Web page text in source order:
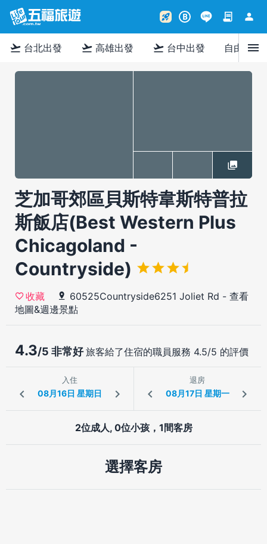
rocket_launch B contract person
flight_takeoff 台北出發 flight_takeoff 高雄出發 flight_takeoff 台中出發 自由行menu
芝加哥郊區貝斯特韋斯特普拉
斯飯店(Best Western Plus
Chicagoland -
Countryside)
收藏 60525Countryside6251 Joliet Rd - 查看
地圖&週邊景點
4.3/5 非常好旅客給了住宿的職員服務 4.5/5 的評價
入住 退房
2位成人, 0位小孩，1間客房
選擇客房